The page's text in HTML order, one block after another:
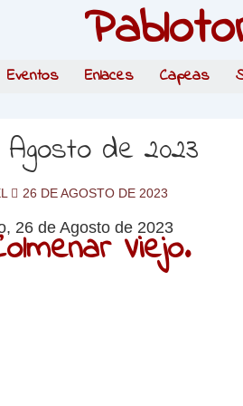
Eventos Enlaces Capeas
de 2023
26 DE AGOSTO DE 2023
Viejo.